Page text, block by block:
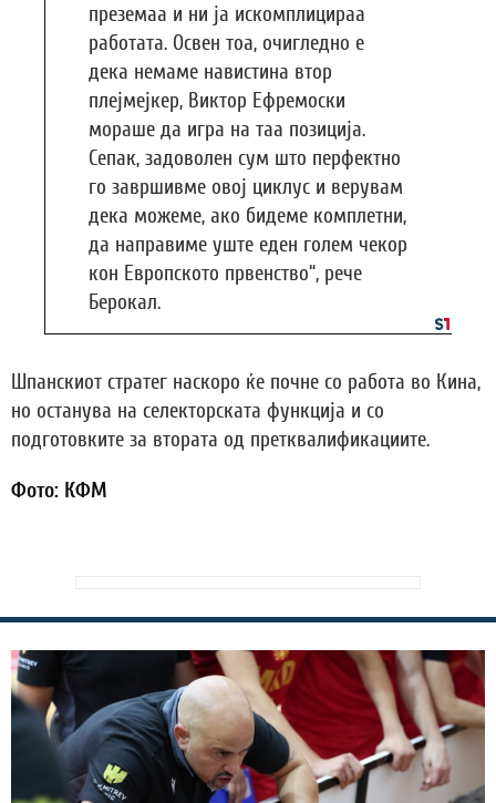
преземаа и ни ја искомплицираа
работата. Освен тоа, очигледно е
дека немаме навистина втор
плејмејкер, Виктор Ефремоски
мораше да игра на таа позиција.
Сепак, задоволен сум што перфектно
го завршивме овој циклус и верувам
дека можеме, ако бидеме комплетни,
да направиме уште еден голем чекор
кон Европското првенство“, рече
Берокал.
Шпанскиот стратег наскоро ќе почне со работа во Кина,
но останува на селекторската функција и со
подготовките за втората од претквалификациите.
Фото: КФМ